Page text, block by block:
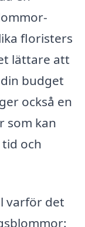
floristers
lättare att
budget
också en
som kan
och
varför det